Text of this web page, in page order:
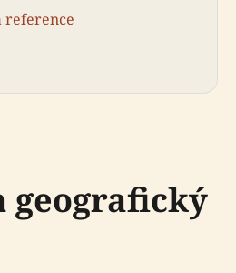
reference
geografický